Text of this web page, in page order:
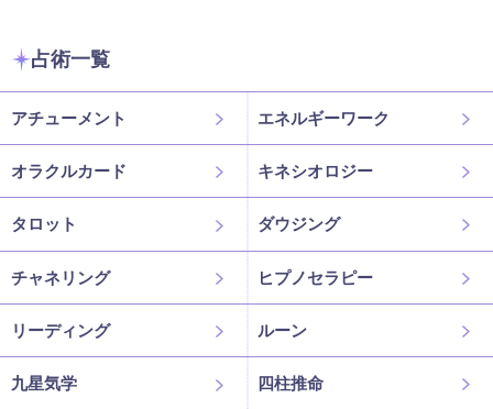
占術一覧
アチューメント エネルギーワーク
オラクルカード キネシオロジー
タロット ダウジング
チャネリング ヒプノセラピー
リーディング ルーン
九星気学 四柱推命